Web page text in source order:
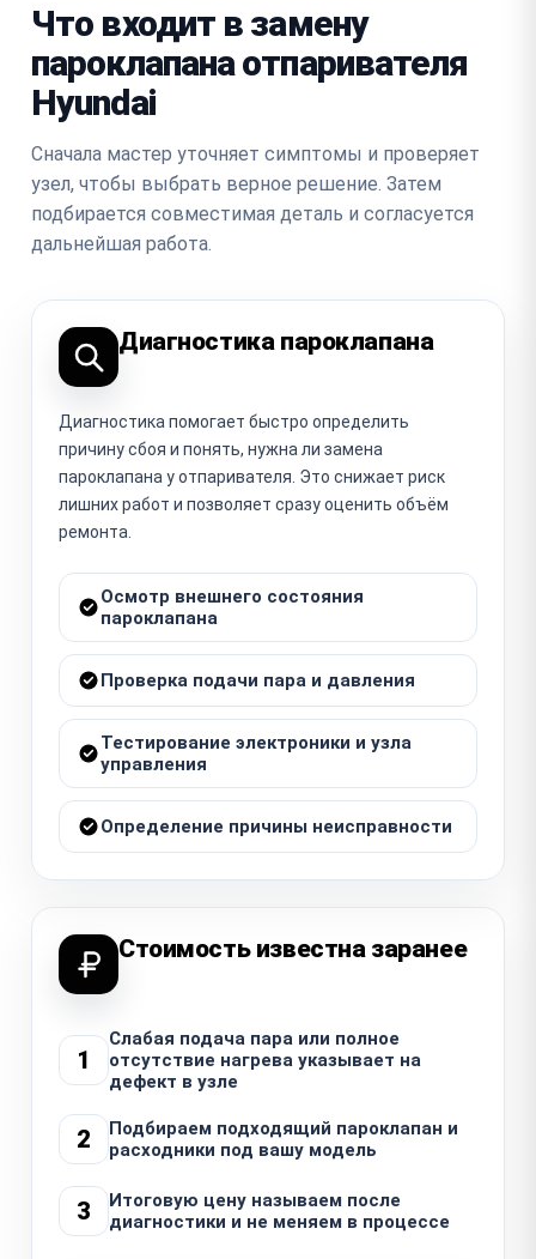
Что входит в замену
пароклапана отпаривателя
Hyundai
Сначала мастер уточняет симптомы и проверяет
узел, чтобы выбрать верное решение. Затем
подбирается совместимая деталь и согласуется
дальнейшая работа.
Диагностика пароклапана
Диагностика помогает быстро определить
причину сбоя и понять, нужна ли замена
пароклапана у отпаривателя. Это снижает риск
лишних работ и позволяет сразу оценить объём
ремонта.
Осмотр внешнего состояния
пароклапана
Проверка подачи пара и давления
Тестирование электроники и узла
управления
Определение причины неисправности
Стоимость известна заранее
1
Слабая подача пара или полное
отсутствие нагрева указывает на
дефект в узле
2
Подбираем подходящий пароклапан и
расходники под вашу модель
3
Итоговую цену называем после
диагностики и не меняем в процессе